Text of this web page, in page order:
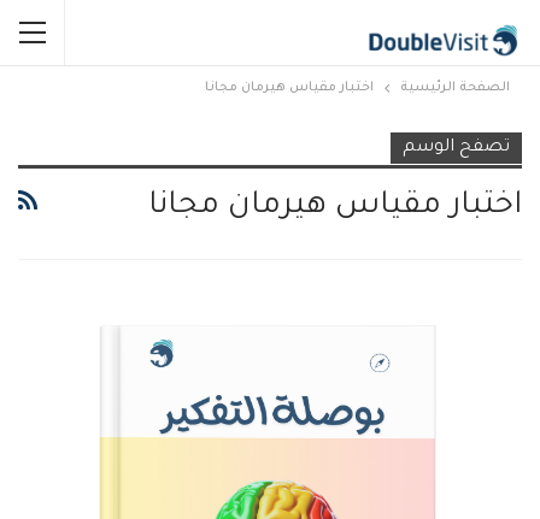
الصفحة الرئيسية اختبار مقياس هيرمان مجانا
تصفح الوسم
اختبار مقياس هيرمان مجانا